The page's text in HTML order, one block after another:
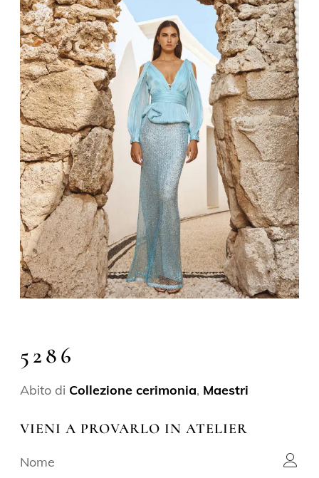
5286
Abito di Collezione cerimonia, Maestri
VIENI A PROVARLO IN ATELIER